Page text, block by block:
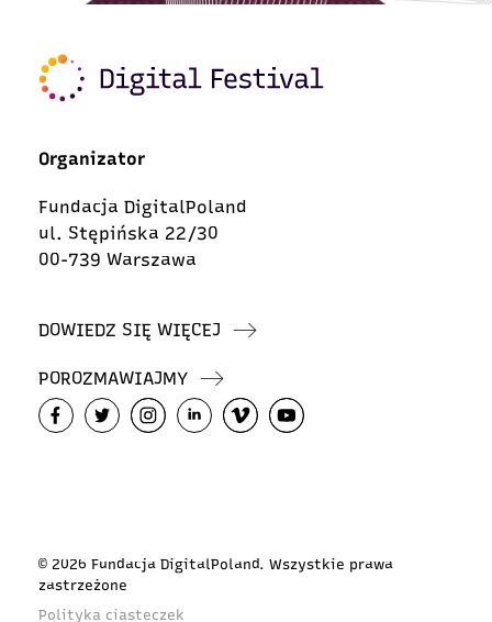
Organizator
Fundacja DigitalPoland
ul. Stępińska 22/30
00-739 Warszawa
DOWIEDZ SIĘ WIĘCEJ
POROZMAWIAJMY
© 2026 Fundacja DigitalPoland. Wszystkie prawa
zastrzeżone
Polityka ciasteczek